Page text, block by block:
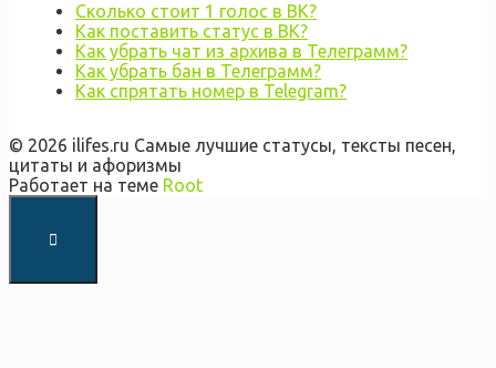
Сколько стоит 1 голос в ВК?
Как поставить статус в ВК?
Как убрать чат из архива в Телеграмм?
Как убрать бан в Телеграмм?
Как спрятать номер в Telegram?
© 2026 ilifes.ru Самые лучшие статусы, тексты песен,
цитаты и афоризмы
Работает на теме Root